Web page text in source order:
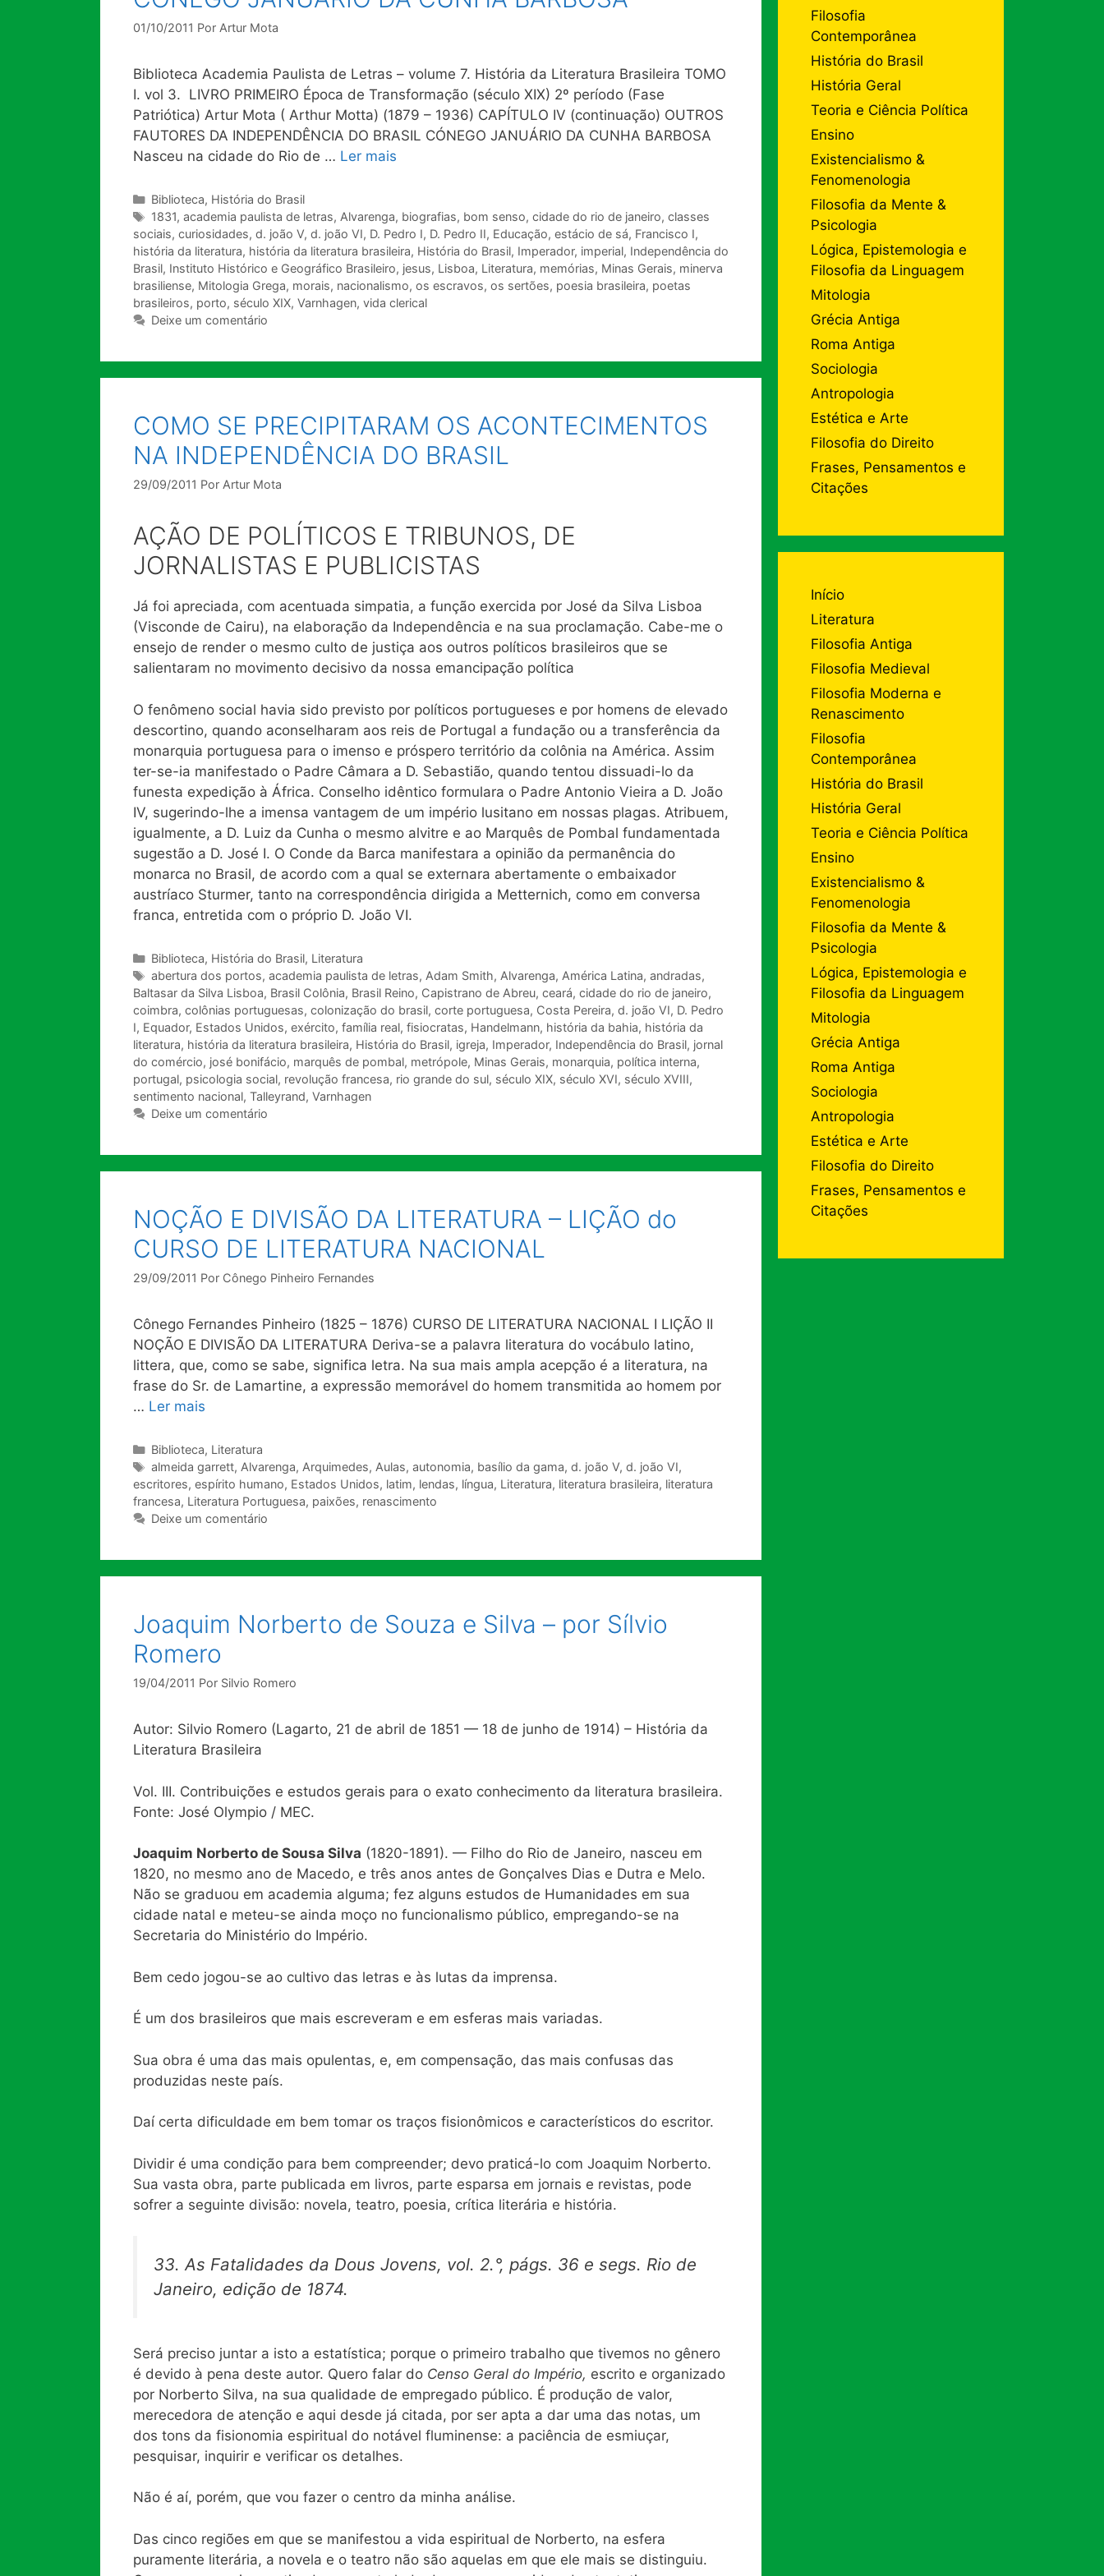
01/10/2011 Por Artur Mota
Biblioteca Academia Paulista de Letras – volume 7. História da Literatura Brasileira TOMO
I. vol 3. LIVRO PRIMEIRO Época de Transformação (século XIX) 2º período (Fase
Patriótica) Artur Mota ( Arthur Motta) (1879 – 1936) CAPÍTULO IV (continuação) OUTROS
FAUTORES DA INDEPENDÊNCIA DO BRASIL CÓNEGO JANUÁRIO DA CUNHA BARBOSA
Nasceu na cidade do Rio de … Ler mais
Categorias
Biblioteca, História do Brasil
Tags
1831, academia paulista de letras, Alvarenga, biografias, bom senso, cidade do rio de janeiro, classes
sociais, curiosidades, d. joão V, d. joão VI, D. Pedro I, D. Pedro II, Educação, estácio de sá, Francisco I,
história da literatura, história da literatura brasileira, História do Brasil, Imperador, imperial, Independência do
Brasil, Instituto Histórico e Geográfico Brasileiro, jesus, Lisboa, Literatura, memórias, Minas Gerais, minerva
brasiliense, Mitologia Grega, morais, nacionalismo, os escravos, os sertões, poesia brasileira, poetas
brasileiros, porto, século XIX, Varnhagen, vida clerical
Deixe um comentário
COMO SE PRECIPITARAM OS ACONTECIMENTOS
NA INDEPENDÊNCIA DO BRASIL
29/09/2011 Por Artur Mota
AÇÃO DE POLÍTICOS E TRIBUNOS, DE
JORNALISTAS E PUBLICISTAS
Já foi apreciada, com acentuada simpatia, a função exercida por José da Silva Lisboa
(Visconde de Cairu), na elaboração da Independência e na sua proclamação. Cabe-me o
ensejo de render o mesmo culto de justiça aos outros políticos brasileiros que se
salientaram no movimento decisivo da nossa emancipação política
O fenômeno social havia sido previsto por políticos portugueses e por homens de elevado
descortino, quando aconselharam aos reis de Portugal a fundação ou a transferência da
monarquia portuguesa para o imenso e próspero território da colônia na América. Assim
ter-se-ia manifestado o Padre Câmara a D. Sebastião, quando tentou dissuadi-lo da
funesta expedição à África. Conselho idêntico formulara o Padre Antonio Vieira a D. João
IV, sugerindo-lhe a imensa vantagem de um império lusitano em nossas plagas. Atribuem,
igualmente, a D. Luiz da Cunha o mesmo alvitre e ao Marquês de Pombal fundamentada
sugestão a D. José I. O Conde da Barca manifestara a opinião da permanência do
monarca no Brasil, de acordo com a qual se externara abertamente o embaixador
austríaco Sturmer, tanto na correspondência dirigida a Metternich, como em conversa
franca, entretida com o próprio D. João VI.
Categorias
Biblioteca, História do Brasil, Literatura
Tags
abertura dos portos, academia paulista de letras, Adam Smith, Alvarenga, América Latina, andradas,
Baltasar da Silva Lisboa, Brasil Colônia, Brasil Reino, Capistrano de Abreu, ceará, cidade do rio de janeiro,
coimbra, colônias portuguesas, colonização do brasil, corte portuguesa, Costa Pereira, d. joão VI, D. Pedro
I, Equador, Estados Unidos, exército, família real, fisiocratas, Handelmann, história da bahia, história da
literatura, história da literatura brasileira, História do Brasil, igreja, Imperador, Independência do Brasil, jornal
do comércio, josé bonifácio, marquês de pombal, metrópole, Minas Gerais, monarquia, política interna,
portugal, psicologia social, revolução francesa, rio grande do sul, século XIX, século XVI, século XVIII,
sentimento nacional, Talleyrand, Varnhagen
Deixe um comentário
NOÇÃO E DIVISÃO DA LITERATURA – LIÇÃO do
CURSO DE LITERATURA NACIONAL
29/09/2011 Por Cônego Pinheiro Fernandes
Cônego Fernandes Pinheiro (1825 – 1876) CURSO DE LITERATURA NACIONAL I LIÇÃO II
NOÇÃO E DIVISÃO DA LITERATURA Deriva-se a palavra literatura do vocábulo latino,
littera, que, como se sabe, significa letra. Na sua mais ampla acepção é a literatura, na
frase do Sr. de Lamartine, a expressão memorável do homem transmitida ao homem por
… Ler mais
Categorias
Biblioteca, Literatura
Tags
almeida garrett, Alvarenga, Arquimedes, Aulas, autonomia, basílio da gama, d. joão V, d. joão VI,
escritores, espírito humano, Estados Unidos, latim, lendas, língua, Literatura, literatura brasileira, literatura
francesa, Literatura Portuguesa, paixões, renascimento
Deixe um comentário
Joaquim Norberto de Souza e Silva – por Sílvio
Romero
19/04/2011 Por Silvio Romero
Autor: Silvio Romero (Lagarto, 21 de abril de 1851 — 18 de junho de 1914) – História da
Literatura Brasileira
Vol. III. Contribuições e estudos gerais para o exato conhecimento da literatura brasileira.
Fonte: José Olympio / MEC.
Joaquim Norberto de Sousa Silva (1820-1891). — Filho do Rio de Janeiro, nasceu em
1820, no mesmo ano de Macedo, e três anos antes de Gonçalves Dias e Dutra e Melo.
Não se graduou em academia alguma; fez alguns estudos de Humanidades em sua
cidade natal e meteu-se ainda moço no funcionalismo público, empregando-se na
Secretaria do Ministério do Império.
Bem cedo jogou-se ao cultivo das letras e às lutas da imprensa.
É um dos brasileiros que mais escreveram e em esferas mais variadas.
Sua obra é uma das mais opulentas, e, em compensação, das mais confusas das
produzidas neste país.
Daí certa dificuldade em bem tomar os traços fisionômicos e característicos do escritor.
Dividir é uma condição para bem compreender; devo praticá-lo com Joaquim Norberto.
Sua vasta obra, parte publicada em livros, parte esparsa em jornais e revistas, pode
sofrer a seguinte divisão: novela, teatro, poesia, crítica literária e história.
33.As Fatalidades da Dous Jovens, vol. 2.°, págs. 36 e segs. Rio de
Janeiro, edição de 1874.
Será preciso juntar a isto a estatística; porque o primeiro trabalho que tivemos no gênero
é devido à pena deste autor. Quero falar do Censo Geral do Império, escrito e organizado
por Norberto Silva, na sua qualidade de empregado público. É produção de valor,
merecedora de atenção e aqui desde já citada, por ser apta a dar uma das notas, um
dos tons da fisionomia espiritual do notável fluminense: a paciência de esmiuçar,
pesquisar, inquirir e verificar os detalhes.
Não é aí, porém, que vou fazer o centro da minha análise.
Das cinco regiões em que se manifestou a vida espiritual de Norberto, na esfera
puramente literária, a novela e o teatro não são aquelas em que ele mais se distinguiu.
Filosofia
Contemporânea
História do Brasil
História Geral
Teoria e Ciência Política
Ensino
Existencialismo &
Fenomenologia
Filosofia da Mente &
Psicologia
Lógica, Epistemologia e
Filosofia da Linguagem
Mitologia
Grécia Antiga
Roma Antiga
Sociologia
Antropologia
Estética e Arte
Filosofia do Direito
Frases, Pensamentos e
Citações
Início
Literatura
Filosofia Antiga
Filosofia Medieval
Filosofia Moderna e
Renascimento
Filosofia
Contemporânea
História do Brasil
História Geral
Teoria e Ciência Política
Ensino
Existencialismo &
Fenomenologia
Filosofia da Mente &
Psicologia
Lógica, Epistemologia e
Filosofia da Linguagem
Mitologia
Grécia Antiga
Roma Antiga
Sociologia
Antropologia
Estética e Arte
Filosofia do Direito
Frases, Pensamentos e
Citações